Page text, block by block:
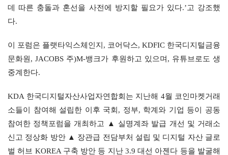
데 따른 충돌과 혼선을 사전에 방지할 필요가 있다.’고 강조했
다.
이 포럼은 플랫타익스체인지, 코어닥스, KDFIC 한국디지털금융
문화원, JACOBS 주)M-뱅크가 후원하고 있으며, 유튜브로도 생
중계한다.
KDA 한국디지털자산사업자연합회는 지난해 4월 코인마켓거래
소들이 참여해 설립한 이후 국회, 정부, 학계와 기업 등이 공동
참여한 정책포럼을 개최하고 ▲ 실명계좌 발급 개선 및 거래소
신고 정상화 방안 ▲ 장관급 전담부처 설립 및 디지털 자산 글로
벌 허브 KOREA 구축 방안 등 지난 3.9 대선 아젠다 등을 발굴해